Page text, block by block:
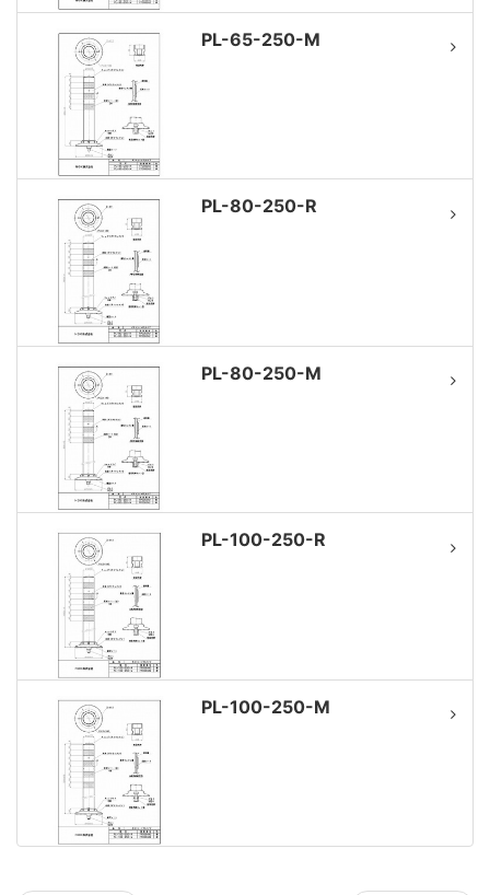
PL-65-250-M
PL-80-250-R
PL-80-250-M
PL-100-250-R
PL-100-250-M